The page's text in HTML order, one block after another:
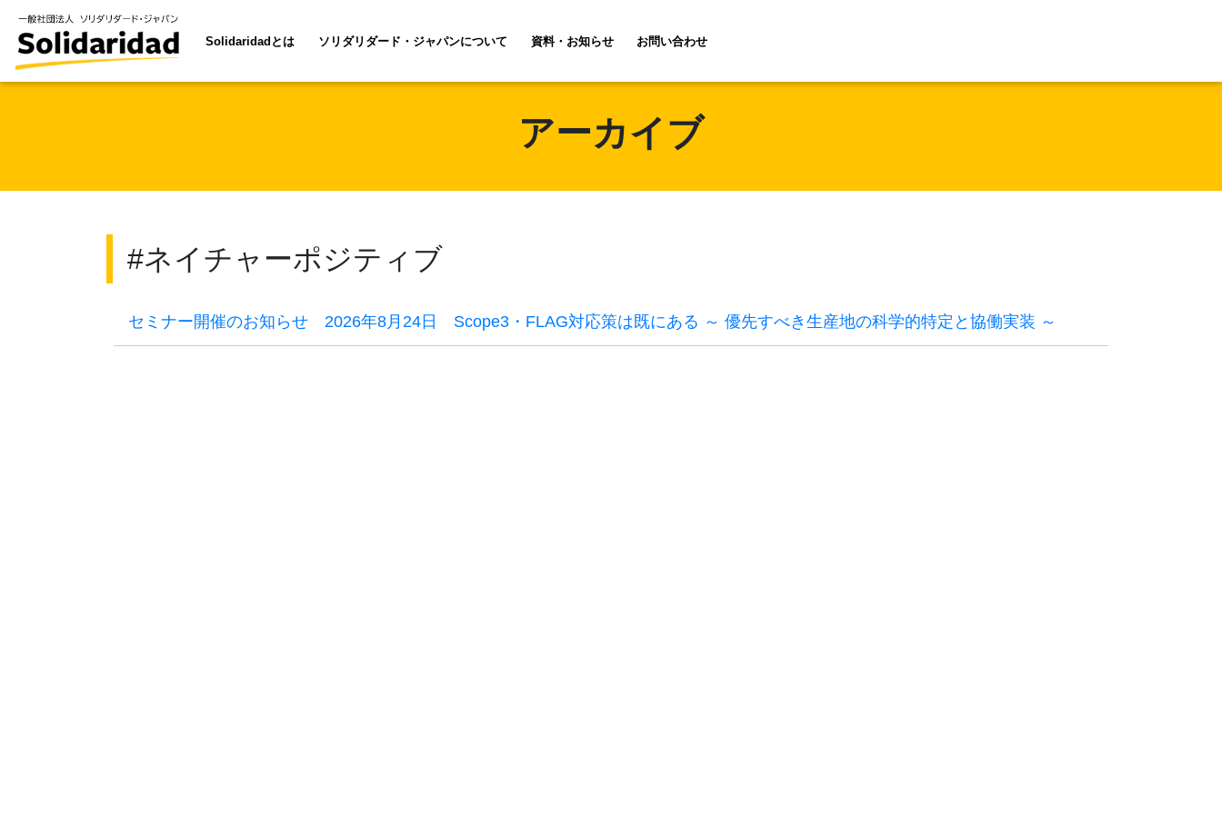
Solidaridadとは ソリダリダード・ジャパンについて 資料・お知らせ お問い合わせ
アーカイブ
#ネイチャーポジティブ
セミナー開催のお知らせ 2026年8月24日 Scope3・FLAG対応策は既にある ～ 優先すべき生産地の科学的特定と協働実装 ～